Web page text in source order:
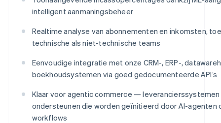
intelligent aanmaningsbeheer
Realtime analyse van abonnementen en inkomsten,
technische als niet-technische teams
Eenvoudige integratie met onze CRM-, ERP-,
boekhoudsystemen via goed gedocumenteerde API’s
Klaar voor agentic commerce —
ondersteunen die worden geïnitieerd door AI-
workflows